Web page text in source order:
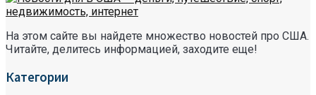
На этом сайте вы найдете множество новостей про США.
Читайте, делитесь информацией, заходите еще!
Категории